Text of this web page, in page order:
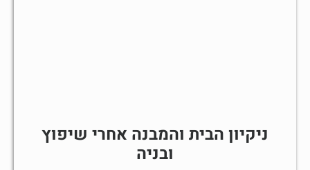
ניקיון הבית והמבנה אחרי שיפוץ
ובניה